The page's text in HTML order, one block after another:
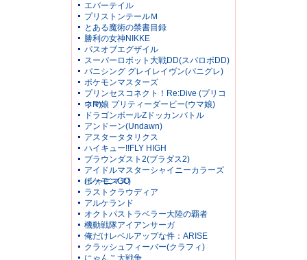
エバーテイル
プリストンテールＭ
とある魔術の禁書目録
勝利の女神NIKKE
パスオブエグザイル
スーパーロボット大戦DD(スパロボDD)
パニシング グレイレイヴン(パニグレ)
ポケモンマスターズ
プリンセスコネクト！Re:Dive (プリコ
ネR)
ウマ娘 プリティーダービー(ウマ娘)
ドラゴンボールZドッカンバトル
アンドーン(Undawn)
アスタータタリクス
ハイキュー!!FLY HIGH
ブラウンダスト2(ブラダス2)
アイドルマスターシャイニーカラーズ
(シャニマス)
ポケモンGO
ラストクラウディア
アルケランド
オクトパストラベラー大陸の覇者
機動戦隊アイアンサーガ
俺だけレベルアップな件：ARISE
クラッシュフィーバー(クラフィ)
にゃんこ大戦争